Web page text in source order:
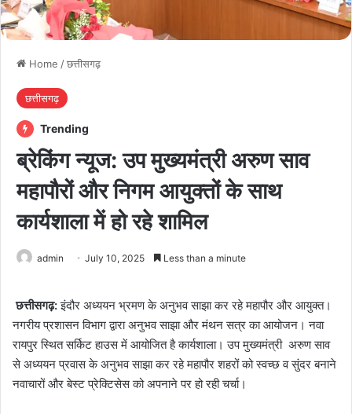
Home /छत्तीसगढ़
छत्तीसगढ़
Trending
ब्रेकिंग न्यूज: उप मुख्यमंत्री अरुण साव
महापौरों और निगम आयुक्तों के साथ
कार्यशाला में हो रहे शामिल
admin July 10, 2025 Less than a minute
छत्तीसगढ़:इंदौर अध्ययन भ्रमण के अनुभव साझा कर रहे महापौर और आयुक्त।
नगरीय प्रशासन विभाग द्वारा अनुभव साझा और मंथन सत्र का आयोजन। नवा
रायपुर स्थित सर्किट हाउस में आयोजित है कार्यशाला। उप मुख्यमंत्री अरुण साव
से अध्ययन प्रवास के अनुभव साझा कर रहे महापौर शहरों को स्वच्छ व सुंदर बनाने
नवाचारों और बेस्ट प्रेक्टिसेस को अपनाने पर हो रही चर्चा।